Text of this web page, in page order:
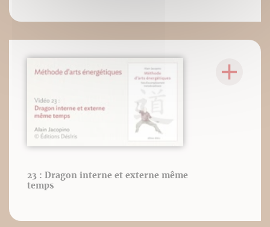
23 : Dragon interne et externe même
temps